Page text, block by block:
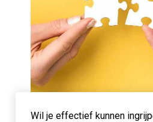
Wil je effectief kunnen